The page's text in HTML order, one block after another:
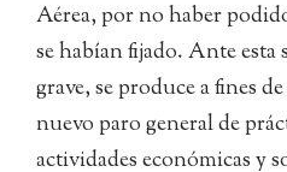
Aérea, por no haber
se habían fijado. Ante esta
grave, se produce a fines
nuevo paro general de
actividades económicas y